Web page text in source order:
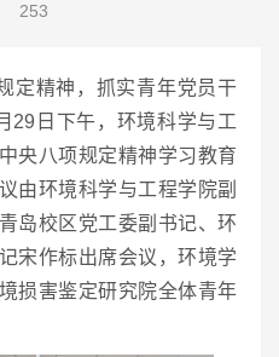
253
定精神，抓实青年党员干
29日下午，环境科学与工
央八项规定精神学习教育
由环境科学与工程学院副
岛校区党工委副书记、环
宋作标出席会议，环境学
损害鉴定研究院全体青年